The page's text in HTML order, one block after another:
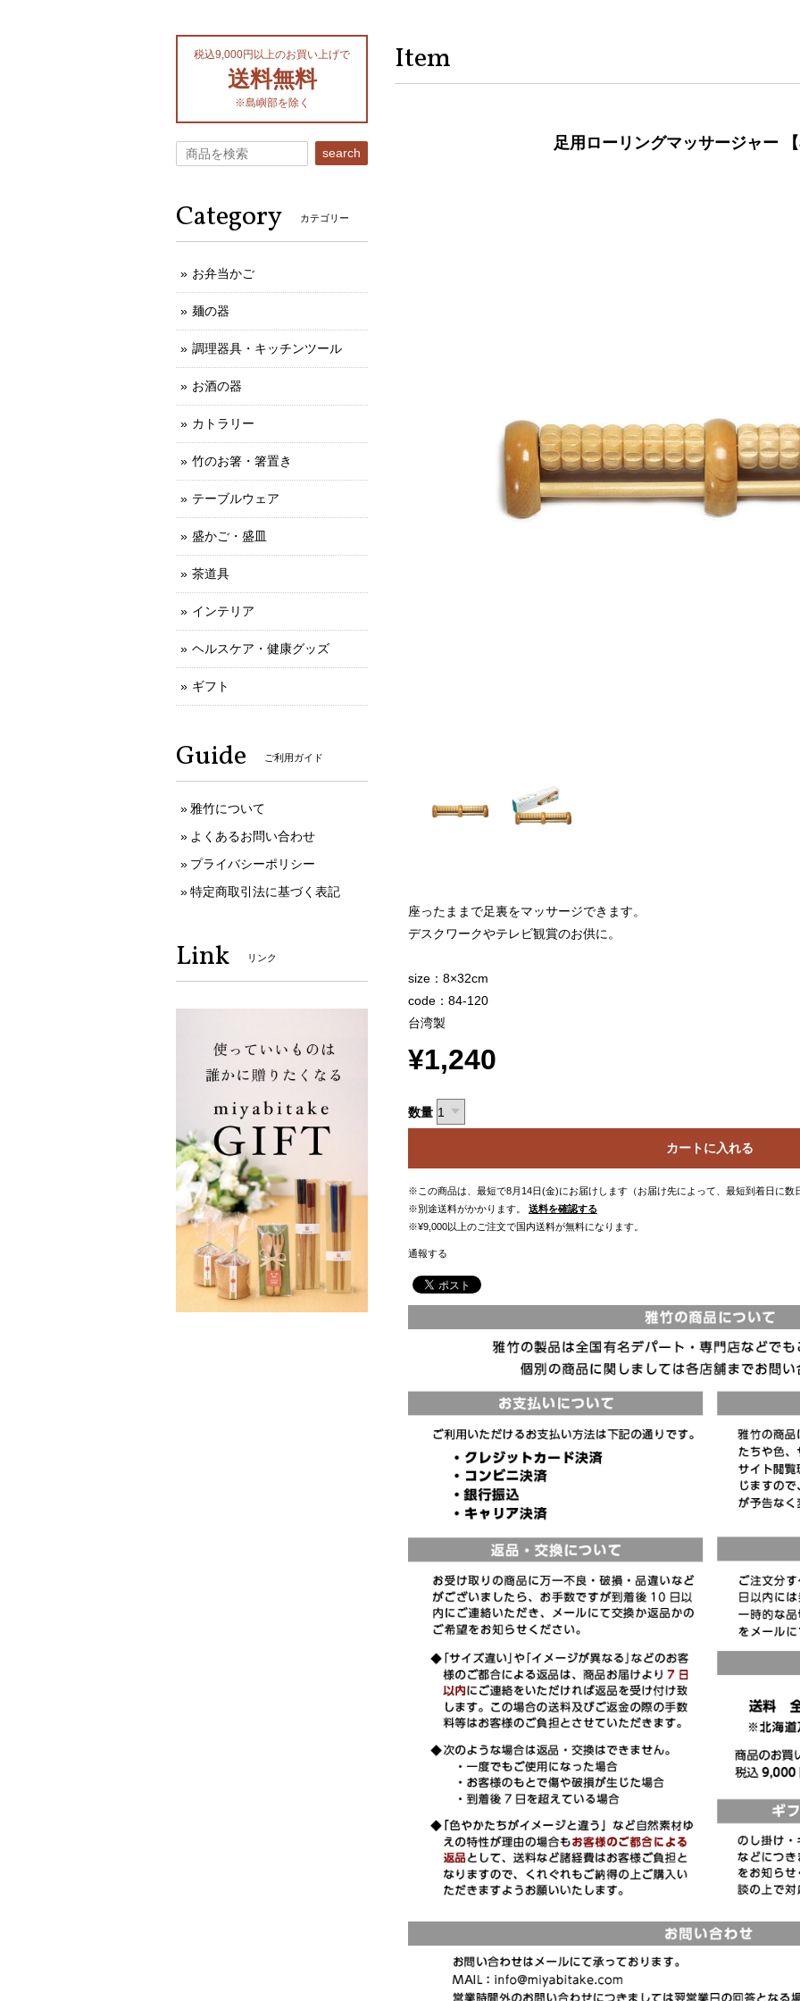
Item
足用ローリングマッサージャー 【
座ったままで足裏をマッサージできます。
デスクワークやテレビ観賞のお供に。
size：8×32cm
code：84-120
台湾製
¥1,240
数量
カートに入れる
※この商品は、最短で8月14日(金)にお届けします（お届け先によって、最短到着日に数
※別途送料がかかります。
送料を確認する
※¥9,000以上のご注文で国内送料が無料になります。
通報する
税込9,000円以上のお買い上げで
送料無料
※島嶼部を除く
search
Category カテゴリー
お弁当かご
麺の器
調理器具・キッチンツール
お酒の器
カトラリー
竹のお箸・箸置き
テーブルウェア
盛かご・盛皿
茶道具
インテリア
ヘルスケア・健康グッズ
ギフト
Guide ご利用ガイド
雅竹について
よくあるお問い合わせ
プライバシーポリシー
特定商取引法に基づく表記
Link リンク